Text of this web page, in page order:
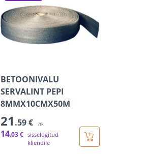
BETOONIVALU
SERVALINT PEPI
8MMX10CMX50M
21 .59 € /tk
14.03 € sisselogitud
kliendile